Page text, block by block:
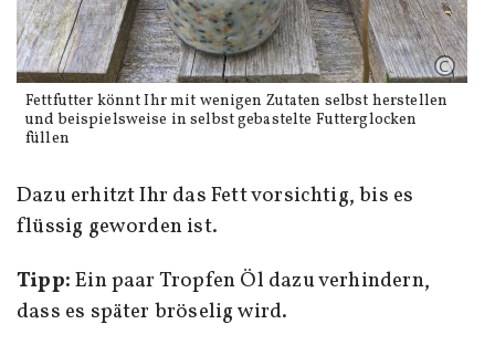
Fettfutter könnt Ihr mit wenigen Zutaten selbst herstellen
und beispielsweise in selbst gebastelte Futterglocken
füllen
Dazu erhitzt Ihr das Fett vorsichtig, bis es
flüssig geworden ist.
Tipp:Ein paar Tropfen Öl dazu verhindern,
dass es später bröselig wird.